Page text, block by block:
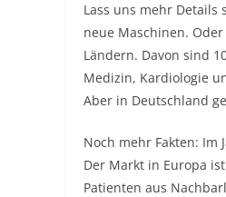
Lass uns mehr
neue Maschinen.
Ländern. Davon sind
Medizin, Kardiologie
Aber in Deutschland
Noch mehr Fakten: Im
Der Markt in Europa
Patienten aus